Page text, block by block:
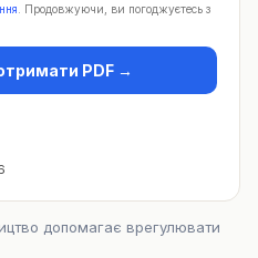
. Продовжуючи, ви погоджуєтесь з
PDF →
допомагає врегулювати